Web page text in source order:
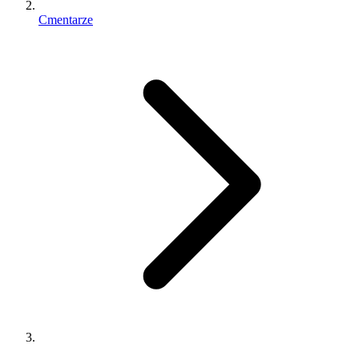
Cmentarze